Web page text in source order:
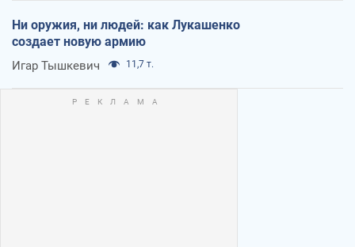
Ни оружия, ни людей: как Лукашенко
создает новую армию
Игар Тышкевич 11,7 т.